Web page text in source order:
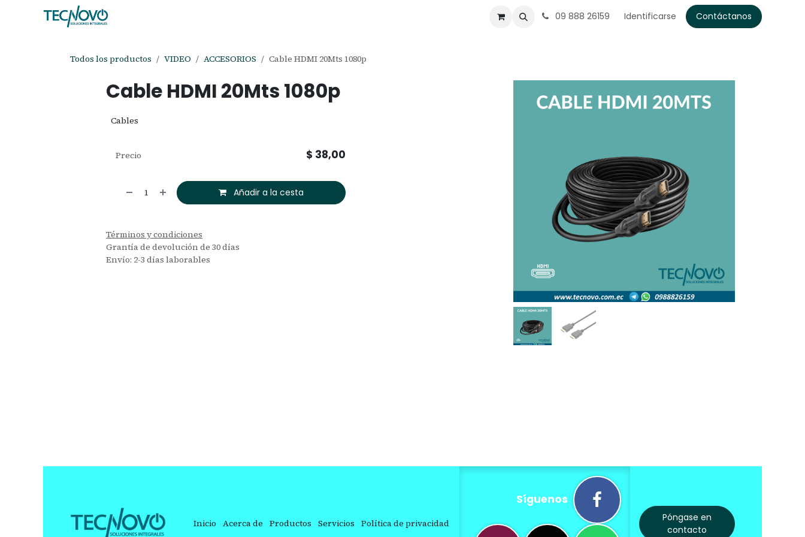
09 888 26159 Identificarse Contáctanos
Todos los productos VIDEO ACCESORIOS Cable HDMI 20Mts 1080p
Cable HDMI 20Mts 1080p
Cables
Añadir a la cesta
Precio $ 38,00
Términos y condiciones
Grantía de devolución de 30 días
Envío: 2-3 días laborables
Inicio Acerca de Productos Servicios Política de privacidad
Síguenos
Póngase en
contacto